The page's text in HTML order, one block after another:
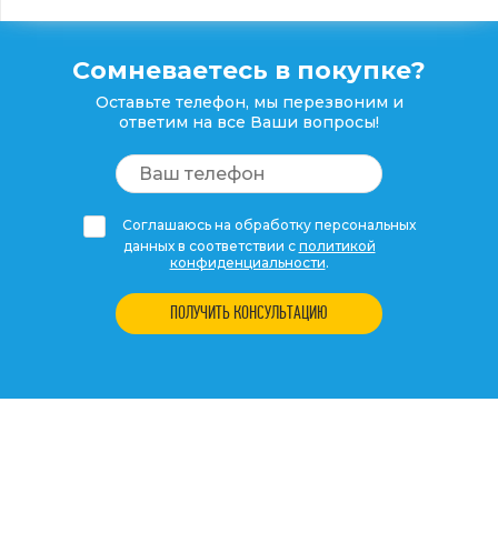
Сомневаетесь в покупке?
Оставьте телефон, мы перезвоним и
ответим на все Ваши вопросы!
Соглашаюсь на обработку персональных
данных в соответствии с политикой
конфиденциальности.
ПОЛУЧИТЬ КОНСУЛЬТАЦИЮ